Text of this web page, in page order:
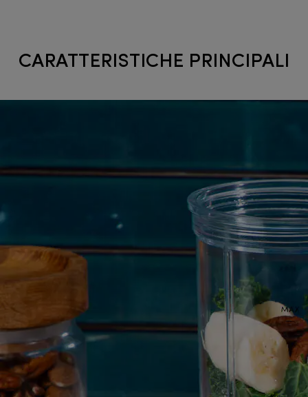
CARATTERISTICHE PRINCIPALI